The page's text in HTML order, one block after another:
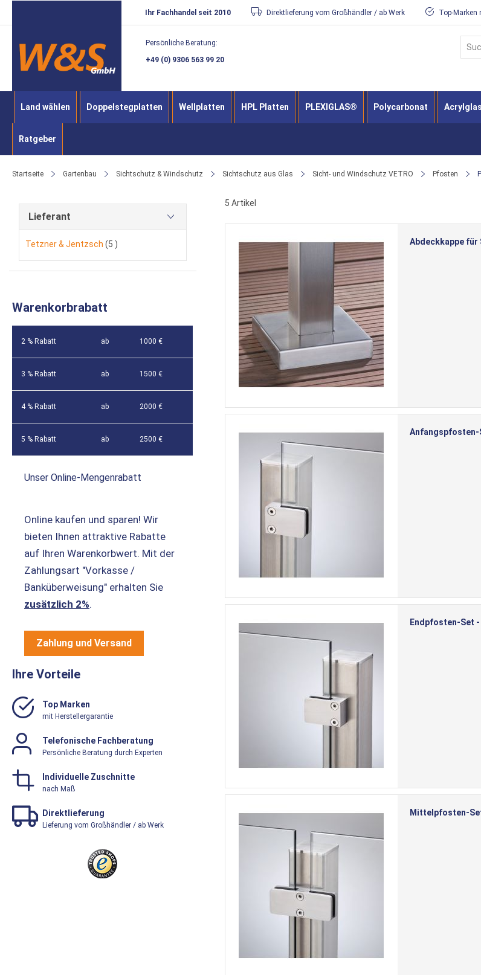
Direkt
zum
Inhalt
Ihr Fachhandel seit 2010 Direktlieferung vom Großhändler / ab Werk Top-Marken
Persönliche Beratung:
+49 (0) 9306 563 99 20
Land wählen Doppelstegplatten Wellplatten HPL Platten PLEXIGLAS® Polycarbonat Acrylglas
Ratgeber
Startseite Gartenbau Sichtschutz & Windschutz Sichtschutz aus Glas Sicht- und Windschutz VETRO Pfosten
5 Artikel
Abdeckkappe für
Anfangspfosten-
Endpfosten-Set -
Mittelpfosten-
Lieferant
Tetzner & Jentzsch 5 Artikel
Warenkorbrabatt
2 % Rabatt ab 1000 €
3 % Rabatt ab 1500 €
4 % Rabatt ab 2000 €
5 % Rabatt ab 2500 €
Unser Online-Mengenrabatt
Online kaufen und sparen! Wir
bieten Ihnen attraktive Rabatte
auf Ihren Warenkorbwert. Mit der
Zahlungsart "Vorkasse /
Banküberweisung" erhalten Sie
zusätzlich 2%.
Zahlung und Versand
Ihre Vorteile
Top Marken
mit Herstellergarantie
Telefonische Fachberatung
Persönliche Beratung durch Experten
Individuelle Zuschnitte
nach Maß
Direktlieferung
Lieferung vom Großhändler / ab Werk